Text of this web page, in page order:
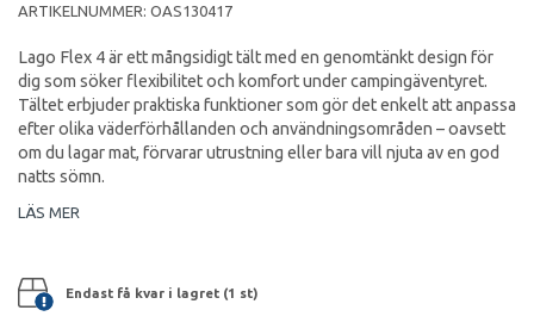
ARTIKELNUMMER: OAS130417
Lago Flex 4 är ett mångsidigt tält med en genomtänkt design för
dig som söker flexibilitet och komfort under campingäventyret.
Tältet erbjuder praktiska funktioner som gör det enkelt att anpassa
efter olika väderförhållanden och användningsområden – oavsett
om du lagar mat, förvarar utrustning eller bara vill njuta av en god
natts sömn.
LÄS MER
Endast få kvar i lagret (1 st)